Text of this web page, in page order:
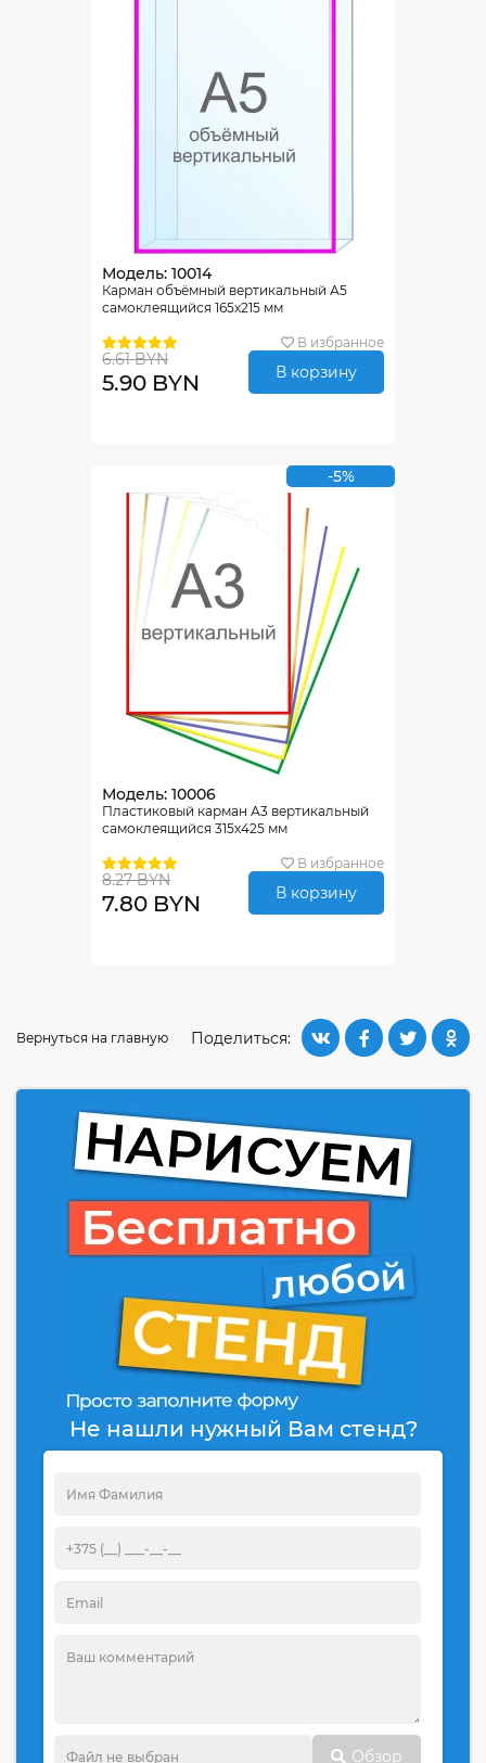
Модель: 10014
Карман объёмный вертикальный А5
самоклеящийся 165х215 мм
В избранное
6.61 BYN
5.90 BYN В корзину
-5%
Модель: 10006
Пластиковый карман А3 вертикальный
самоклеящийся 315х425 мм
В избранное
8.27 BYN
7.80 BYN В корзину
Поделиться:
Вернуться на главную
Не нашли нужный Вам стенд?
Обзор